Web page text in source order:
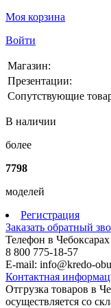
Моя корзина
Войти
Магазин:
Презентации:
Сопутствующие
В наличии
более
7798
моделей
Регистрация
Заказать обратный
Телефон в Чебоксарах
8 800 775-18-57
E-mail: info@kredo-
Контактная
Отгрузка товаров в
осуществляется со